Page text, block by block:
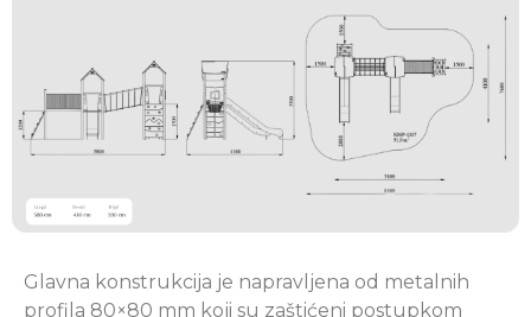
Glavna konstrukcija je napravljena od metalnih
profila 80×80 mm koji su zaštićeni postupkom